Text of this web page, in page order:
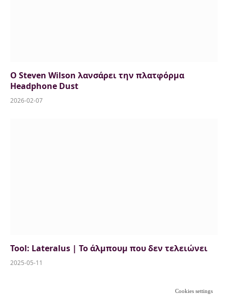
Ο Steven Wilson λανσάρει την πλατφόρμα
Headphone Dust
2026-02-07
Tool: Lateralus | To άλμπουμ που δεν τελειώνει
2025-05-11
Cookies settings